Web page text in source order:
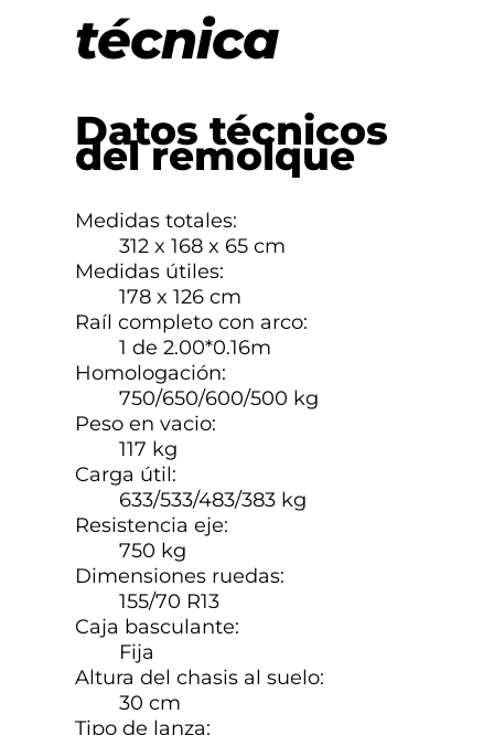
técnica
Datos técnicos
del remolque
Medidas totales:
312 x 168 x 65 cm
Medidas útiles:
178 x 126 cm
Raíl completo con arco:
1 de 2.00*0.16m
Homologación:
750/650/600/500 kg
Peso en vacio:
117 kg
Carga útil:
633/533/483/383 kg
Resistencia eje:
750 kg
Dimensiones ruedas:
155/70 R13
Caja basculante:
Fija
Altura del chasis al suelo:
30 cm
Tipo de lanza: